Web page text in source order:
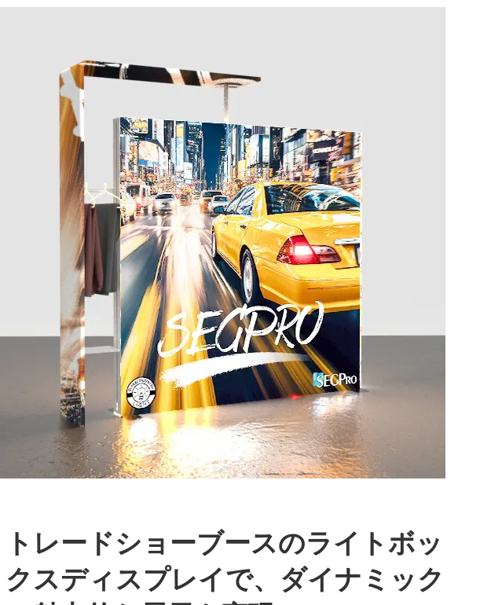
トレードショーブースのライトボッ
クスディスプレイで、ダイナミック